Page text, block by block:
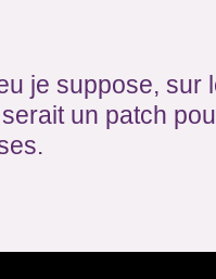
je suppose, sur
un patch